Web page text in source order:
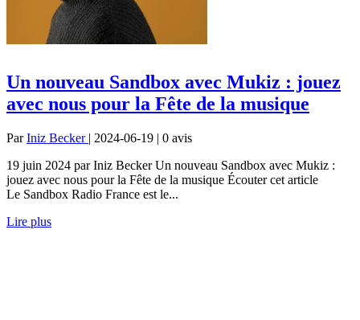
Un nouveau Sandbox avec Mukiz : jouez
avec nous pour la Fête de la musique
ParIniz Becker | 2024-06-19 | 0 avis
19 juin 2024 par Iniz Becker Un nouveau Sandbox avec Mukiz :
jouez avec nous pour la Fête de la musique Écouter cet article
Le Sandbox Radio France est le...
Lire plus